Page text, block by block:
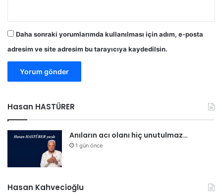
Daha sonraki yorumlarımda kullanılması için adım, e-posta
adresim ve site adresim bu tarayıcıya kaydedilsin.
Hasan HASTÜRER
Anıların acı olanı hiç unutulmaz…
1 gün önce
Hasan Kahvecioğlu